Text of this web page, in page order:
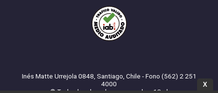
Inés Matte Urrejola 0848, Santiago, Chile - Fono (562) 2 251
4000
© Todos los derechos reservados. 13.cl
X